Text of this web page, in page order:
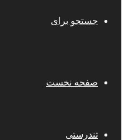
جستجو برای
صفحه نخست
تندرستی